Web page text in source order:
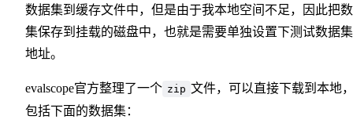
数据集到缓存文件中，但是由于我本地空间不足，因此把
集保存到挂载的磁盘中，也就是需要单独设置下测试数据
地址。
evalscope官方整理了一个 zip 文件，可以直接下载到本地
包括下面的数据集：